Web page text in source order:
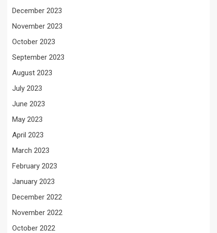
December 2023
November 2023
October 2023
September 2023
August 2023
July 2023
June 2023
May 2023
April 2023
March 2023
February 2023
January 2023
December 2022
November 2022
October 2022